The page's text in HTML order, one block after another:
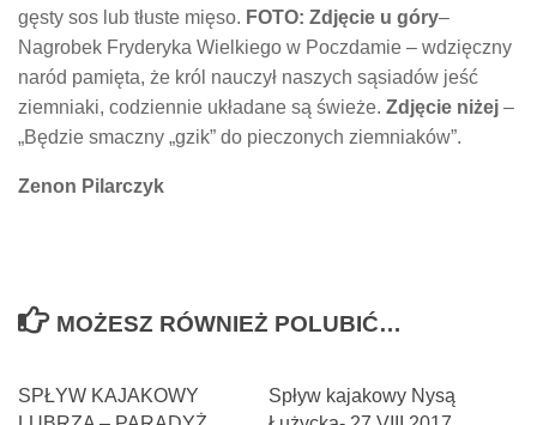
gęsty sos lub tłuste mięso. FOTO: Zdjęcie u góry–
Nagrobek Fryderyka Wielkiego w Poczdamie – wdzięczny
naród pamięta, że król nauczył naszych sąsiadów jeść
ziemniaki, codziennie układane są świeże. Zdjęcie niżej –
„Będzie smaczny „gzik” do pieczonych ziemniaków”.
Zenon Pilarczyk
MOŻESZ RÓWNIEŻ POLUBIĆ…
SPŁYW KAJAKOWY
Spływ kajakowy Nysą